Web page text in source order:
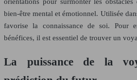
bien-être mental et émotionnel. Utilisée
favorise la connaissance de soi. Pour
bénéfices, il est essentiel de trouver un
La puissance de la